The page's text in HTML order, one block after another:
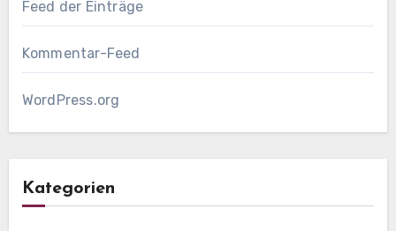
Feed der Einträge
Kommentar-Feed
WordPress.org
Kategorien